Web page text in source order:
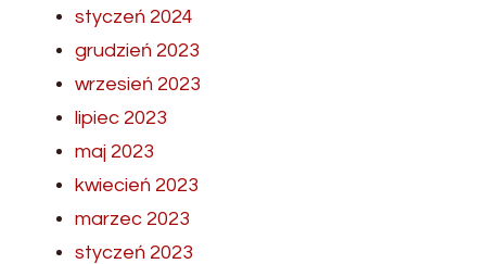
styczeń 2024
grudzień 2023
wrzesień 2023
lipiec 2023
maj 2023
kwiecień 2023
marzec 2023
styczeń 2023